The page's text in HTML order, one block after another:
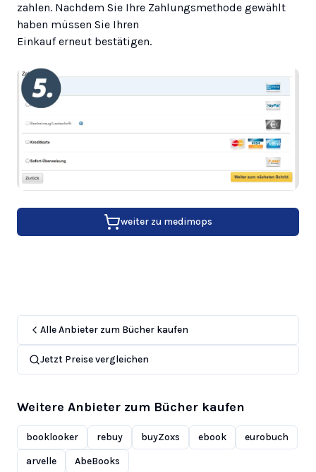
zahlen. Nachdem Sie Ihre Zahlungsmethode gewählt
haben müssen Sie Ihren
Einkauf erneut bestätigen.
weiter zu medimops
Alle Anbieter zum Bücher kaufen
Jetzt Preise vergleichen
Weitere Anbieter zum Bücher kaufen
booklooker rebuy buyZoxs ebook
eurobuch
arvelle
AbeBooks